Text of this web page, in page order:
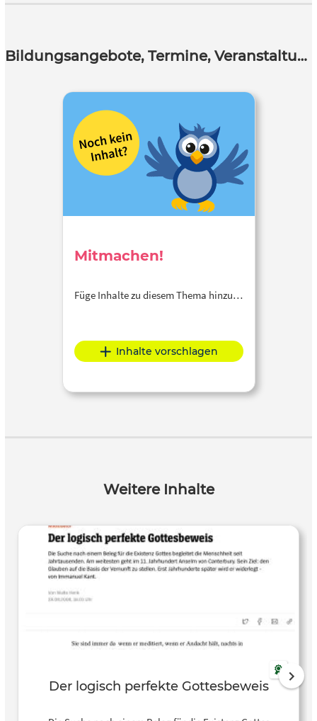
Bildungsangebote, Termine, Veranstaltungen
Mitmachen!
Füge Inhalte zu diesem Thema hinzu…
Inhalte vorschlagen
Weitere Inhalte
Der logisch perfekte Gottesbeweis